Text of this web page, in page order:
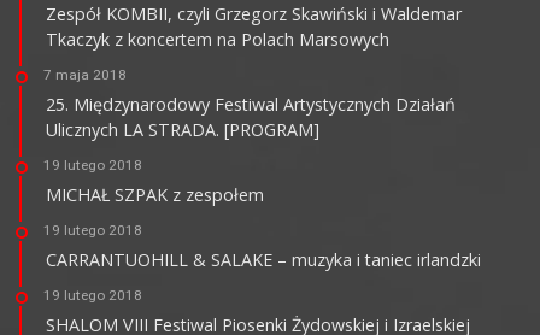
Zespół KOMBII, czyli Grzegorz Skawiński i Waldemar
Tkaczyk z koncertem na Polach Marsowych
7 maja 2018
25. Międzynarodowy Festiwal Artystycznych Działań
Ulicznych LA STRADA. [PROGRAM]
19 lutego 2018
MICHAŁ SZPAK z zespołem
19 lutego 2018
CARRANTUOHILL & SALAKE – muzyka i taniec irlandzki
19 lutego 2018
SHALOM VIII Festiwal Piosenki Żydowskiej i Izraelskiej